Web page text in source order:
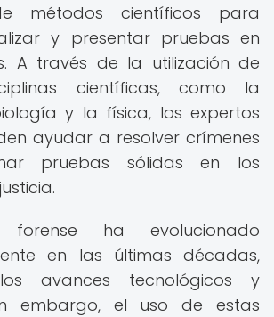
métodos científicos para
y presentar pruebas en
A través de la utilización de
científicas, como la
y la física, los expertos
ayudar a resolver crímenes
pruebas sólidas en los
ha evolucionado
en las últimas décadas,
avances tecnológicos y
embargo, el uso de estas